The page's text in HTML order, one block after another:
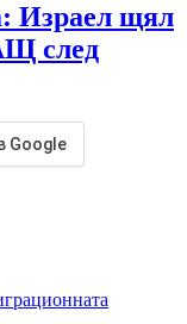
Израел щял
след
Google